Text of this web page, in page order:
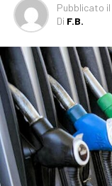
Pubblicato il
Di F.B.